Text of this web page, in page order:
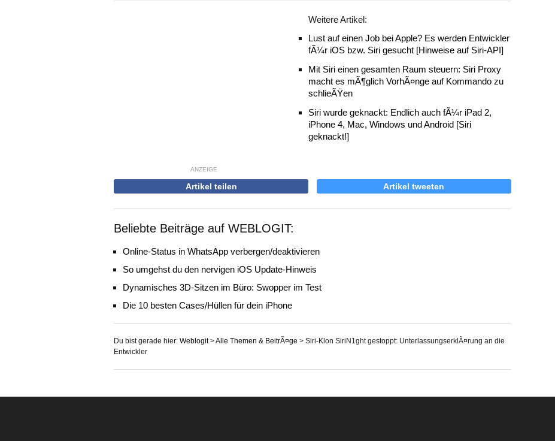
ANZEIGE
Weitere Artikel:
Lust auf einen Job bei Apple? Es werden Entwickler
fÃ¼r iOS bzw. Siri gesucht [Hinweise auf Siri-API]
Mit Siri einen gesamten Raum steuern: Siri Proxy
macht es mÃ¶glich VorhÃ¤nge auf Kommando zu
schlieÃŸen
Siri wurde geknackt: Endlich auch fÃ¼r iPad 2,
iPhone 4, Mac, Windows und Android [Siri
geknackt!]
Artikel teilen Artikel tweeten
Beliebte Beiträge auf WEBLOGIT:
Online-Status in WhatsApp verbergen/deaktivieren
So umgehst du den nervigen iOS Update-Hinweis
Dynamisches 3D-Sitzen im Büro: Swopper im Test
Die 10 besten Cases/Hüllen für dein iPhone
Du bist gerade hier: Weblogit>Alle Themen & BeitrÃ¤ge > Siri-Klon SiriN1ght gestoppt: UnterlassungserklÃ¤rung an die
Entwickler